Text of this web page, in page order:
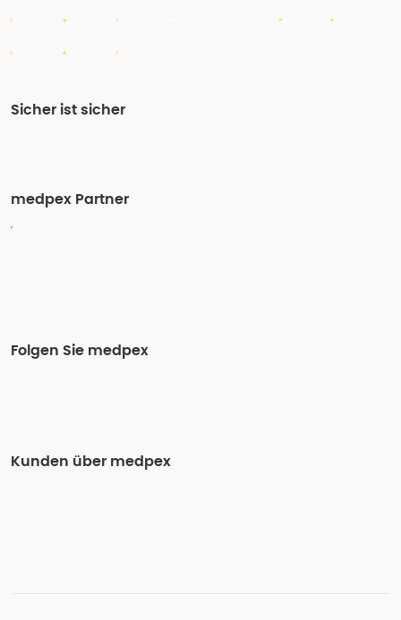
Sicher ist sicher
medpex Partner
Folgen Sie medpex
Kunden über medpex